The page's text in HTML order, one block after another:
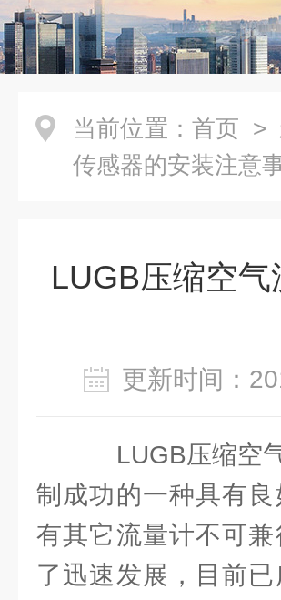
当前位置： 首页 >
传感器的安装注意
LUGB压缩空
更新时间：
LUGB压缩空
制成功的一种具有
有其它流量计不可
了迅速发展，目前